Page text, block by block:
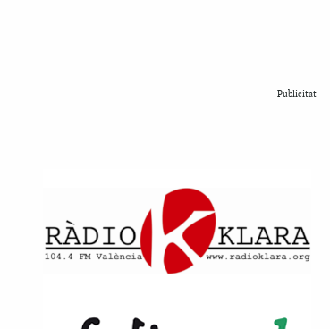
Publicitat